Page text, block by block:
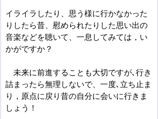
イライラしたり、思う様に行かなかった
りしたら昔、慰められたりした思い出の
音楽などを聴いて、一息してみては，い
かがですか？
未来に前進することも大切ですが､行き
詰まったら無理しないで、一度､立ち止ま
り，原点に戻り昔の自分に会いに行きま
しょう！